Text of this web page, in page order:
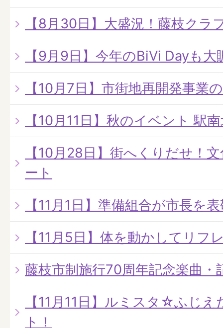
【8月30日】大盛況！藤枝クラ
【9月9日】今年のBiVi Dayも大
【10月7日】市街地再開発事業
【10月11日】秋のイベント 駅
【10月28日】街へくりだせ！
ート
【11月1日】準備組合が市長を
【11月5日】体を動かしてリフ
藤枝市制施行70周年記念楽曲・
【11月11日】ルミスタ☆ふじ
ト！